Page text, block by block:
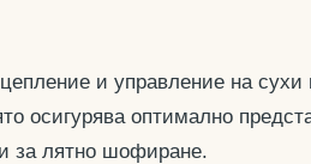
и управление на
осигурява оптимално
за лятно шофиране.